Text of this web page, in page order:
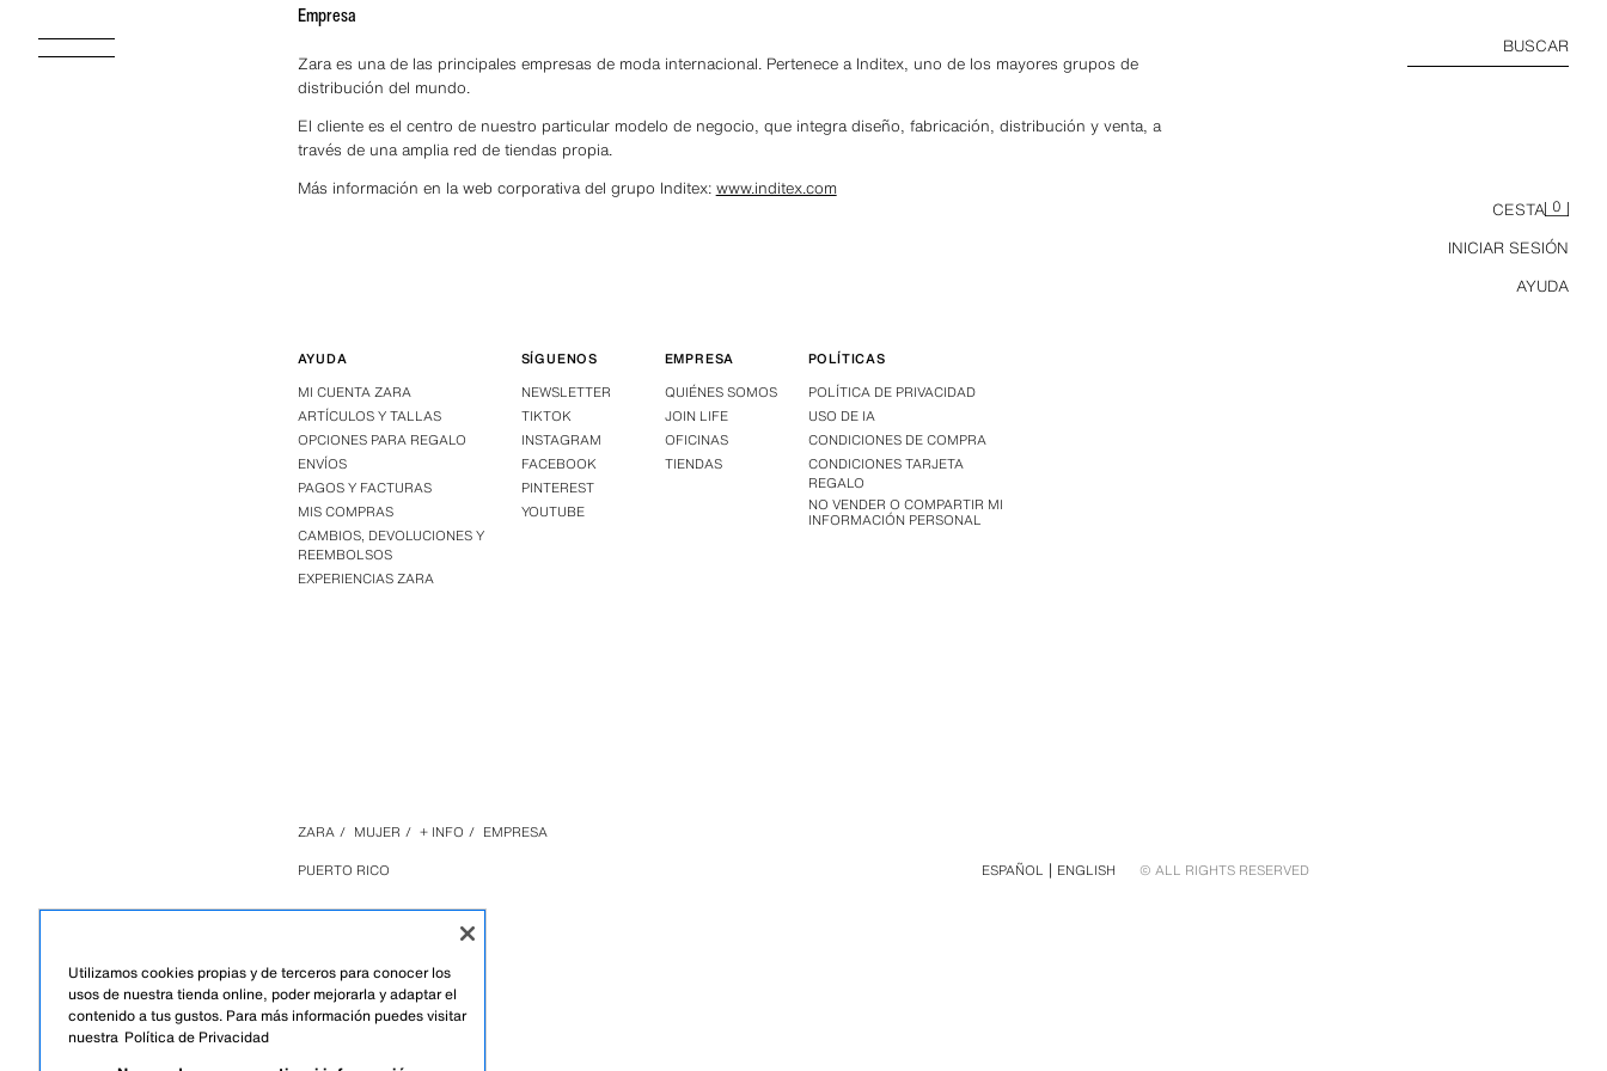
BUSCAR
CESTA 0
INICIAR SESIÓN
AYUDA
Empresa
Zara es una de las principales empresas de moda internacional. Pertenece a Inditex, uno de los mayores grupos de
distribución del mundo.
El cliente es el centro de nuestro particular modelo de negocio, que integra diseño, fabricación, distribución y venta, a
través de una amplia red de tiendas propia.
Más información en la web corporativa del grupo Inditex: www.inditex.com
AYUDA
MI CUENTA ZARA
ARTÍCULOS Y TALLAS
OPCIONES PARA REGALO
ENVÍOS
PAGOS Y FACTURAS
MIS COMPRAS
CAMBIOS, DEVOLUCIONES Y
REEMBOLSOS
EXPERIENCIAS ZARA
SÍGUENOS
NEWSLETTER
TIKTOK
INSTAGRAM
FACEBOOK
PINTEREST
YOUTUBE
EMPRESA
QUIÉNES SOMOS
JOIN LIFE
OFICINAS
TIENDAS
POLÍTICAS
POLÍTICA DE PRIVACIDAD
USO DE IA
CONDICIONES DE COMPRA
CONDICIONES TARJETA
REGALO
NO VENDER O COMPARTIR MI
INFORMACIÓN PERSONAL
ZARA / MUJER / + INFO / EMPRESA
PUERTO RICO
ESPAÑOL ENGLISH © ALL RIGHTS RESERVED
Utilizamos cookies propias y de terceros para conocer los
usos de nuestra tienda online, poder mejorarla y adaptar el
contenido a tus gustos. Para más información puedes visitar
nuestra Política de Privacidad